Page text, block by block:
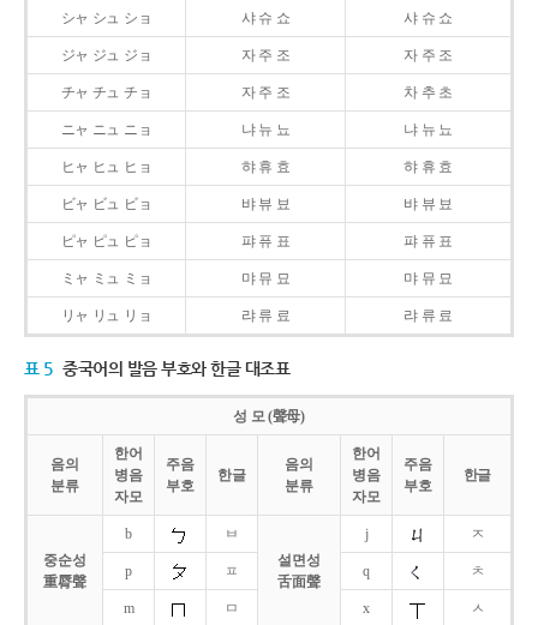
シャ シュ ショ 샤 슈 쇼 샤 슈 쇼
ジャ ジュ ジョ 자 주 조 자 주 조
チャ チュ チョ 자 주 조 차 추 초
ニャ ニュ ニョ 냐 뉴 뇨 냐 뉴 뇨
ヒャ ヒュ ヒョ 햐 휴 효 햐 휴 효
ビャ ビュ ビョ 뱌 뷰 뵤 뱌 뷰 뵤
ピャ ピュ ピョ 퍄 퓨 표 퍄 퓨 표
ミャ ミュ ミョ 먀 뮤 묘 먀 뮤 묘
リャ リュ リョ 랴 류 료 랴 류 료
표 5 중국어의 발음 부호와 한글 대조표
성 모 (聲母)
음의
분류
한어
병음
자모
주음
부호
한글
음의
분류
한어
병음
자모
주음
부호
한글
중순성
重脣聲
b
ㅂ
설면성
舌面聲
j ㅈ
p ㅍ q ㅊ
m ㅁ x ㅅ